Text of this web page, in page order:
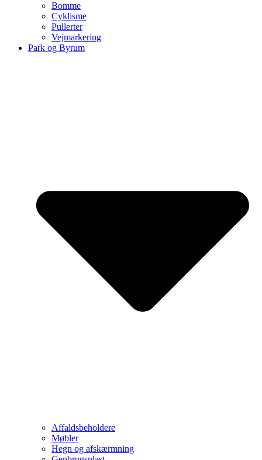
Bomme
Cyklisme
Pullerter
Vejmarkering
Park og Byrum
Affaldsbeholdere
Møbler
Hegn og afskærmning